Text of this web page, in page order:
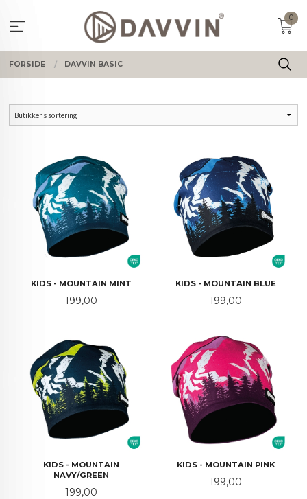
innholdet
0
FORSIDE DAVVIN BASIC
KIDS - MOUNTAIN MINT
Pris
199,00
KIDS - MOUNTAIN BLUE
Pris
199,00
KIDS - MOUNTAIN
NAVY/GREEN
Pris
199,00
KIDS - MOUNTAIN PINK
Pris
199,00